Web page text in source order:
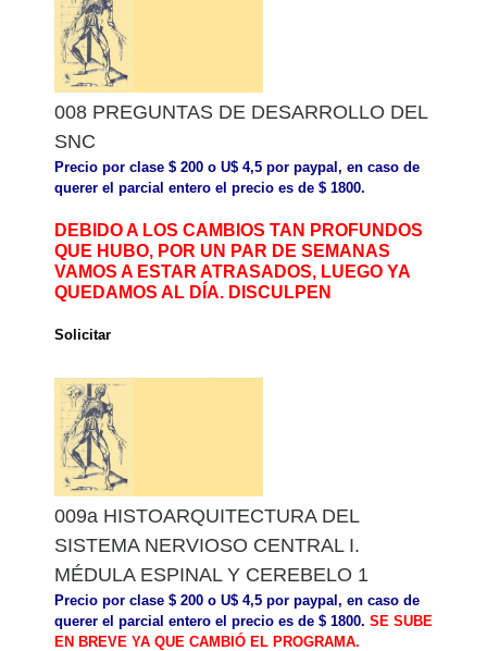
008 PREGUNTAS DE DESARROLLO DEL
SNC
Precio por clase $ 200 o U$ 4,5 por paypal, en caso de
querer el parcial entero el precio es de $ 1800.
DEBIDO A LOS CAMBIOS TAN PROFUNDOS
QUE HUBO, POR UN PAR DE SEMANAS
VAMOS A ESTAR ATRASADOS, LUEGO YA
QUEDAMOS AL DÍA. DISCULPEN
Solicitar
009a HISTOARQUITECTURA DEL
SISTEMA NERVIOSO CENTRAL I.
MÉDULA ESPINAL Y CEREBELO 1
Precio por clase $ 200 o U$ 4,5 por paypal, en caso de
querer el parcial entero el precio es de $ 1800. SE SUBE
EN BREVE YA QUE CAMBIÓ EL PROGRAMA.